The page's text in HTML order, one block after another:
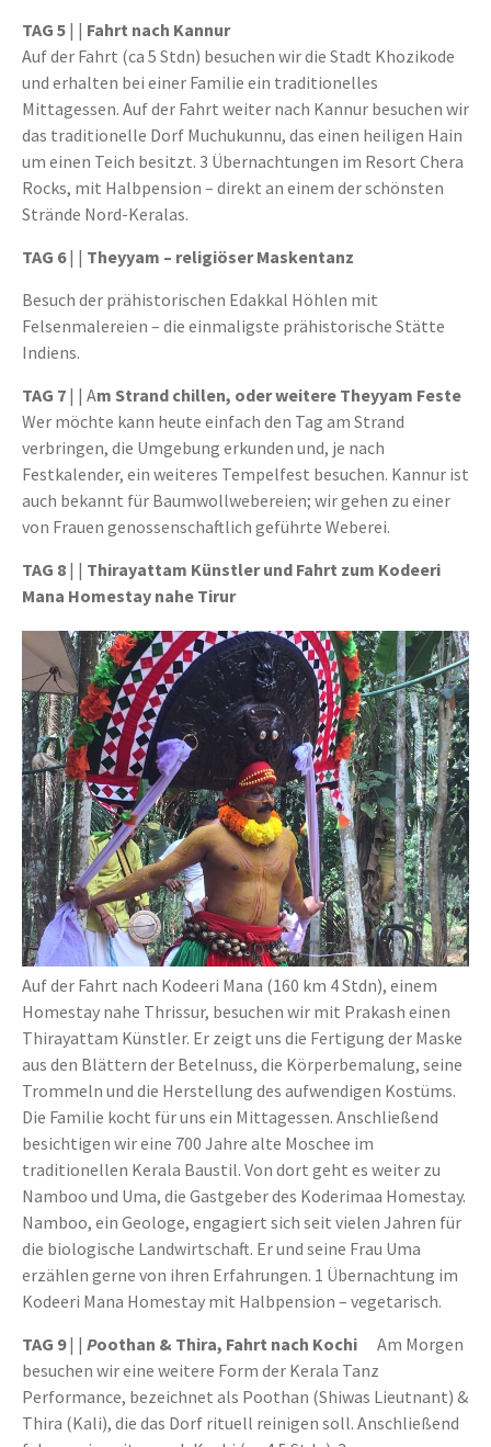
TAG 5 | | Fahrt nach Kannur
Auf der Fahrt (ca 5 Stdn) besuchen wir die Stadt Khozikode
und erhalten bei einer Familie ein traditionelles
Mittagessen. Auf der Fahrt weiter nach Kannur besuchen wir
das traditionelle Dorf Muchukunnu, das einen heiligen Hain
um einen Teich besitzt. 3 Übernachtungen im Resort Chera
Rocks, mit Halbpension – direkt an einem der schönsten
Strände Nord-Keralas.
TAG 6| | Theyyam – religiöser Maskentanz
Besuch der prähistorischen Edakkal Höhlen mit
Felsenmalereien – die einmaligste prähistorische Stätte
Indiens.
TAG 7 | | Am Strand chillen, oder weitere Theyyam Feste
Wer möchte kann heute einfach den Tag am Strand
verbringen, die Umgebung erkunden und, je nach
Festkalender, ein weiteres Tempelfest besuchen. Kannur ist
auch bekannt für Baumwollwebereien; wir gehen zu einer
von Frauen genossenschaftlich geführte Weberei.
TAG 8 | | Thirayattam Künstler und Fahrt zum Kodeeri
Mana Homestay nahe Tirur
Auf der Fahrt nach Kodeeri Mana (160 km 4 Stdn), einem
Homestay nahe Thrissur, besuchen wir mit Prakash einen
Thirayattam Künstler. Er zeigt uns die Fertigung der Maske
aus den Blättern der Betelnuss, die Körperbemalung, seine
Trommeln und die Herstellung des aufwendigen Kostüms.
Die Familie kocht für uns ein Mittagessen. Anschließend
besichtigen wir eine 700 Jahre alte Moschee im
traditionellen Kerala Baustil. Von dort geht es weiter zu
Namboo und Uma, die Gastgeber des Koderimaa Homestay.
Namboo, ein Geologe, engagiert sich seit vielen Jahren für
die biologische Landwirtschaft. Er und seine Frau Uma
erzählen gerne von ihren Erfahrungen. 1 Übernachtung im
Kodeeri Mana Homestay mit Halbpension – vegetarisch.
TAG 9| | Poothan & Thira, Fahrt nach Kochi Am Morgen
besuchen wir eine weitere Form der Kerala Tanz
Performance, bezeichnet als Poothan (Shiwas Lieutnant) &
Thira (Kali), die das Dorf rituell reinigen soll. Anschließend